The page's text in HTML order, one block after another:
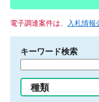
電子調達案件は、 入札情報
キーワード検索
る
種類